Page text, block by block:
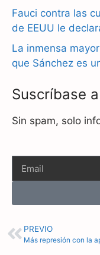
Fauci contra las
de EEUU le
La inmensa
que Sánchez es
Suscríbase
Sin spam, solo
PREVIO